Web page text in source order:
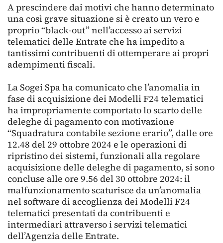
A prescindere dai motivi che hanno determinato
una così grave situazione si è creato un vero e
proprio “black-out” nell’accesso ai servizi
telematici delle Entrate che ha impedito a
tantissimi contribuenti di ottemperare ai propri
adempimenti fiscali.
La Sogei Spa ha comunicato che l’anomalia in
fase di acquisizione dei Modelli F24 telematici
ha impropriamente comportato lo scarto delle
deleghe di pagamento con motivazione
“Squadratura contabile sezione erario”, dalle ore
12.48 del 29 ottobre 2024 e le operazioni di
ripristino dei sistemi, funzionali alla regolare
acquisizione delle deleghe di pagamento, si sono
concluse alle ore 9.56 del 30 ottobre 2024: il
malfunzionamento scaturisce da un’anomalia
nel software di accoglienza dei Modelli F24
telematici presentati da contribuenti e
intermediari attraverso i servizi telematici
dell’Agenzia delle Entrate.